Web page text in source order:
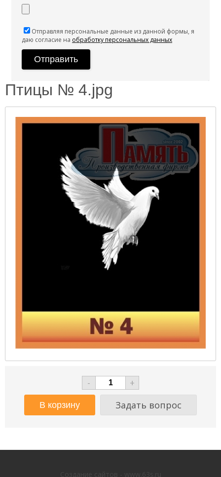
Отправляя персональные данные из данной формы, я
даю согласие на обработку персональных данных
Птицы № 4.jpg
-
+
Задать вопрос
Создание сайтов - www.63s.ru